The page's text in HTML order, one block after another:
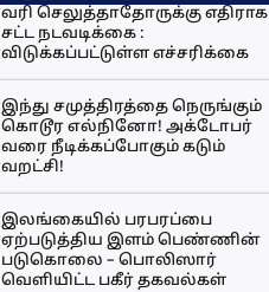
வரி செலுத்தாதோருக்கு எதிராக
சட்ட நடவடிக்கை :
விடுக்கப்பட்டுள்ள எச்சரிக்கை
இந்து சமுத்திரத்தை நெருங்கும்
கொடூர எல்நினோ! அக்டோபர்
வரை நீடிக்கப்போகும் கடும்
வறட்சி!
இலங்கையில் பரபரப்பை
ஏற்படுத்திய இளம் பெண்ணின்
படுகொலை – பொலிஸார்
வெளியிட்ட பகீர் தகவல்கள்